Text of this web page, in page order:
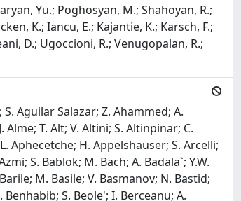
M.M. Mondal; Montan ̃ o Zetina; M. Monteno; E. Montes; M. Morando; S. Moretto; A. Morsch; T. Moukhanova; V. Muccifora; E. Mudnic; S. Muhuri; H. Mu ̈ller; M.G. Munhoz; J. Munoz; L. Musa; A. Musso; B.K. Nandi; R. Nania; E. Nappi; F. Navach; S. Navin; T.K. Nayak; S. Nazarenko; G. Nazarov; A. Nedosekin; F. Nendaz; J. Newby; A. Nianine; M. Nicassio; B.S. Nielsen; S. Nikolaev; V. Nikolic; S. Nikulin; V. Nikulin; B.S. Nilsen; M.S. Nilsson; F. Noferini; P. Nomokonov; G. Nooren; N. Novitzky; A. Nyatha; C. Nygaard; A. Nyiri; J. Nystrand; A. Ochirov; G. Odyniec; H. Oeschler; M. Oinonen; K. Okada; Y. Okada; M. Oldenburg; J. Oleniacz; C. Oppedisano; F. Orsini; A. Ortiz Velasquez; G. Ortona; C.J. Oskamp; A. Oskarsson; F. Osmic; L. O ̈ sterman; P. Ostrowski; I. Otterlund; J. Otwinowski; G. Øvrebekk; K. Oyama; K. Ozawa; Y. Pachmayer; M. Pachr; F. Padilla; P. Pagano; G. Paic ́; F. Painke; C. Pajares; S. Pal; S.K. Pal ; A. Palaha; A. Palmeri; R. Panse; G.S. Pappalardo; W.J. Park; B. Pastircˇa ́k; C. Pastore; V. Paticchio; A. Pavlinov; T. Pawlak; T. Peitzmann; A. Pepato; H. Pereira; D. Peressounko; C. Pe ́rez; D. Perini; D. Perrino; W. Peryt; J. Peschek; A. Pesci; V. Peskov; Y. Pestov; A.J. Peters; V. Petra ́cˇek; A. Petridis; M. Petris; P. Petrov; M. Petrovici; C. Petta; J. Peyre ́; S. Piano; A. Piccotti; M. Pikna; P. Pillot; L. Pinsky; N. Pitz; F. Piuz; R. Platt; M. Płoskon ́; J. Pluta; T. Pocheptsov; S. Pochybova; P.L.M. Podesta Lerma; F. Poggio; M.G. Poghosyan; K. Pola ́k; B. Polichtchouk; P. Polozov; V. Polyakov; B. Pommeresch; A. Pop; F. Posa; V. Posp ́ısˇil; B. Potukuchi; J. Pouthas; S.K. Prasad; R. Preghenella; F. Prino; C.A. Pruneau; I. Pshenichnov; G. Puddu; P. Pujahari; A. Pulvirenti; A. Punin; V. Punin; M. Putisˇ; J. Putschke; E. Quercigh; A. Rachevski; A. Rademakers; S. Radomski; T.S. Ra ̈iha ̈; J. Rak; A. Rakotozafindrabe; L. Ramello; A. Ram ́ırez Reyes; M. Rammler; R. Raniwala; S. Raniwala; S.S. Ra ̈sa ̈nen; I. Rashevskaya; S. Rath; K.F. Read; J. Real; K. Redlich; R. Renfordt; A.R. Reolon; A. Reshe